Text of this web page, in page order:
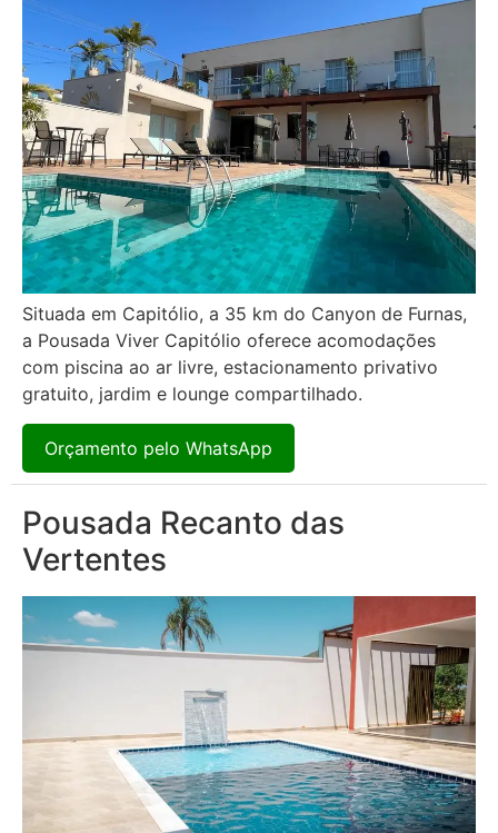
Situada em Capitólio, a 35 km do Canyon de Furnas,
a Pousada Viver Capitólio oferece acomodações
com piscina ao ar livre, estacionamento privativo
gratuito, jardim e lounge compartilhado.
Orçamento pelo WhatsApp
Pousada Recanto das
Vertentes